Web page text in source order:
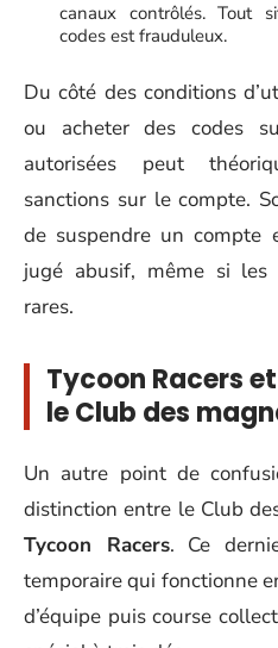
canaux contrôlés. Tout
codes est frauduleux.
Du côté des conditions
ou acheter des codes
autorisées peut
sanctions sur le compte.
de suspendre un compte
jugé abusif, même si les
rares.
Tycoon Racers
le Club des
Un autre point de
distinction entre le Club
Tycoon Racers. Ce
temporaire qui fonctionne
d’équipe puis course